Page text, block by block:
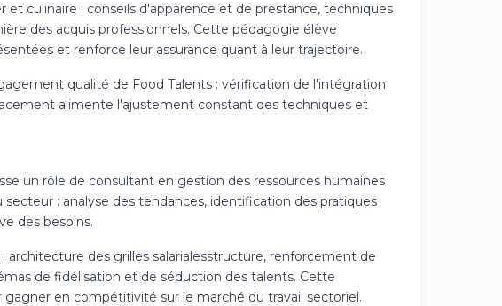
culinaire : conseils d'apparence et de prestance, techniques
des acquis professionnels. Cette pédagogie élève
et renforce leur assurance quant à leur trajectoire.
qualité de Food Talents : vérification de l'intégration
alimente l'ajustement constant des techniques et
un rôle de consultant en gestion des ressources humaines
: analyse des tendances, identification des pratiques
des besoins.
des grilles salarialesstructure, renforcement de
de fidélisation et de séduction des talents. Cette
en compétitivité sur le marché du travail sectoriel.